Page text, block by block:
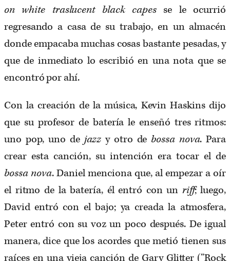
on white traslucent black capesse le ocurrió
regresando a casa de su trabajo, en un almacén
donde empacaba muchas cosas bastante pesadas, y
que de inmediato lo escribió en una nota que se
encontró por ahí.
Con la creación de la música, Kevin Haskins dijo
que su profesor de batería le enseñó tres ritmos:
uno pop, uno de jazz y otro de bossa nova. Para
crear esta canción, su intención era tocar el de
bossa nova. Daniel menciona que, al empezar a oír
el ritmo de la batería, él entró con un riff; luego,
David entró con el bajo; ya creada la atmosfera,
Peter entró con su voz un poco después. De igual
manera, dice que los acordes que metió tienen sus
raíces en una vieja canción de Gary Glitter (“Rock